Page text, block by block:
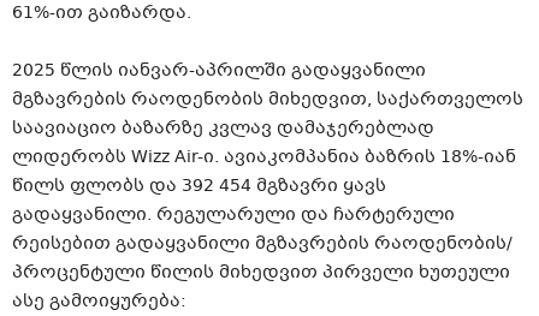
61%-ით გაიზარდა.
2025 წლის იანვარ-აპრილში გადაყვანილი
მგზავრების რაოდენობის მიხედვით, საქართველოს
საავიაციო ბაზარზე კვლავ დამაჯერებლად
ლიდერობს Wizz Air-ი. ავიაკომპანია ბაზრის 18%-იან
წილს ფლობს და 392 454 მგზავრი ყავს
გადაყვანილი. რეგულარული და ჩარტერული
რეისებით გადაყვანილი მგზავრების რაოდენობის/
პროცენტული წილის მიხედვით პირველი ხუთეული
ასე გამოიყურება: